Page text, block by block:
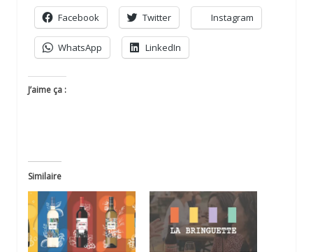
Facebook Twitter Instagram
WhatsApp LinkedIn
J’aime ça :
Similaire